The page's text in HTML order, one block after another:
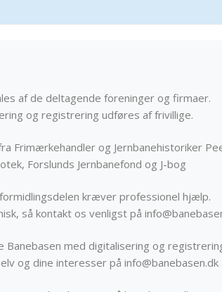
af de deltagende foreninger og firmaer.
og registrering udføres af frivillige.
Frimærkehandler og Jernbanehistoriker
Forslunds Jernbanefond og J-bog
kræver professionel hjælp.
så kontakt os venligst på
med digitalisering og
og dine interesser på info@banebasen.dk